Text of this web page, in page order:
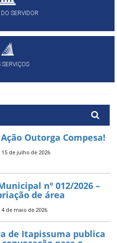
SERVIDOR
SERVIÇOS
Outorga Compesa!
de julho de 2026
nº 012/2026 –
de área
de maio de 2026
de Itapissuma publica